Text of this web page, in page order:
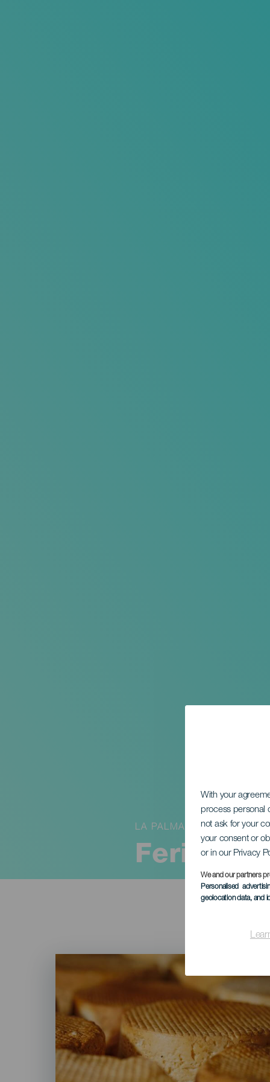
With your
process personal
not ask for your
your consent or
or in our Privacy
We and our partners
Personalised
geolocation data, and
Feria del
LA PALMA
Listado